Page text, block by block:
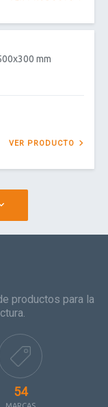
mm
VER PRODUCTO
productos para la
54